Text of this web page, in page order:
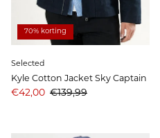
70% korting
Selected
Kyle Cotton Jacket Sky Captain
Aanbiedingsprijs
€42,00 Prijs
€139,99